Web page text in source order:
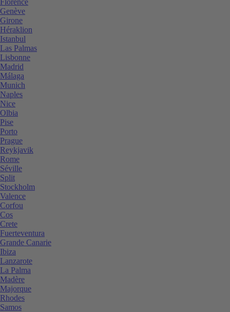
Genève
Girone
Héraklion
Istanbul
Las Palmas
Lisbonne
Madrid
Málaga
Munich
Naples
Nice
Olbia
Pise
Porto
Prague
Reykjavik
Rome
Séville
Split
Stockholm
Valence
Corfou
Cos
Crete
Fuerteventura
Grande Canarie
Ibiza
Lanzarote
La Palma
Madère
Majorque
Rhodes
Samos